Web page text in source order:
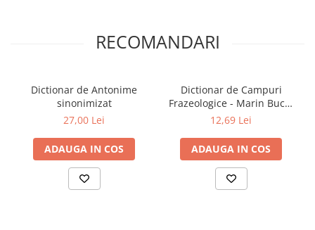
RECOMANDARI
Dictionar de Antonime
sinonimizat
27,00 Lei
ADAUGA IN COS
Dictionar de Campuri
Frazeologice - Marin Buca,
Mariana Cernicova
12,69 Lei
ADAUGA IN COS